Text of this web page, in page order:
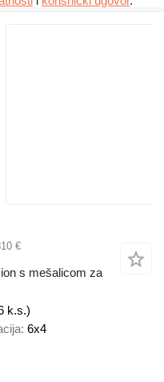
€
s mešalicom za
k.s.)
6x4